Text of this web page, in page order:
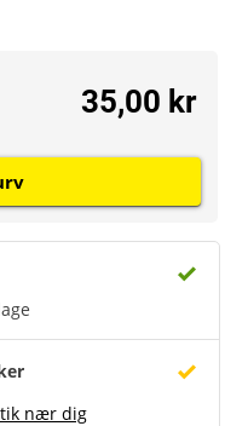
nær dig
35,00 kr